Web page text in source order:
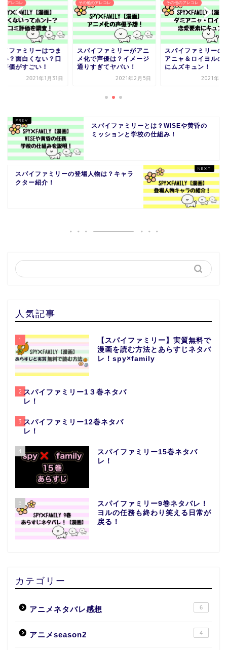
のアレコレ
イファミリーはつま
い？面白くない？口
評価がすごい！
2021年1月31日
その他のアレコレ
スパイファミリーがアニ
メ化で声優は？イメージ
通りすぎてヤバい！
2021年2月5日
その他のアレコレ
スパイファミリーの
アニャ＆ロイヨルの
にムズキュン！
2021年5
スパイファミリーとは？WISEや黄昏の
ミッションと学校の仕組み！
スパイファミリーの登場人物は？キャラ
クター紹介！
人気記事
1
【スパイファミリー】実質無料で
漫画を読む方法とあらすじネタバ
レ！spy×family
2 スパイファミリー1３巻ネタバ
レ！
3 スパイファミリー12巻ネタバ
レ！
4
スパイファミリー15巻ネタバ
レ！
5
スパイファミリー9巻ネタバレ！
ヨルの任務も終わり笑える日常が
戻る！
カテゴリー
アニメネタバレ感想 6
アニメseason2 4